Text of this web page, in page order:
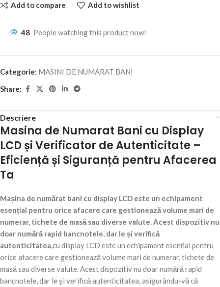
Add to compare Add to wishlist
48 People watching this product now!
Categorie: MASINI DE NUMARAT BANI
Share:
Descriere
Masina de Numarat Bani cu Display
LCD și Verificator de Autenticitate –
Eficiență și Siguranță pentru Afacerea
Ta
Mașina de numărat bani cu display LCD este un echipament
esențial pentru orice afacere care gestionează volume mari de
numerar, tichete de masă sau diverse valute. Acest dispozitiv nu
doar numără rapid bancnotele, dar le și verifică
autenticitatea,cu display LCD este un echipament esențial pentru
orice afacere care gestionează volume mari de numerar, tichete de
masă sau diverse valute. Acest dispozitiv nu doar numără rapid
bancnotele, dar le și verifică autenticitatea, asigurându-vă că